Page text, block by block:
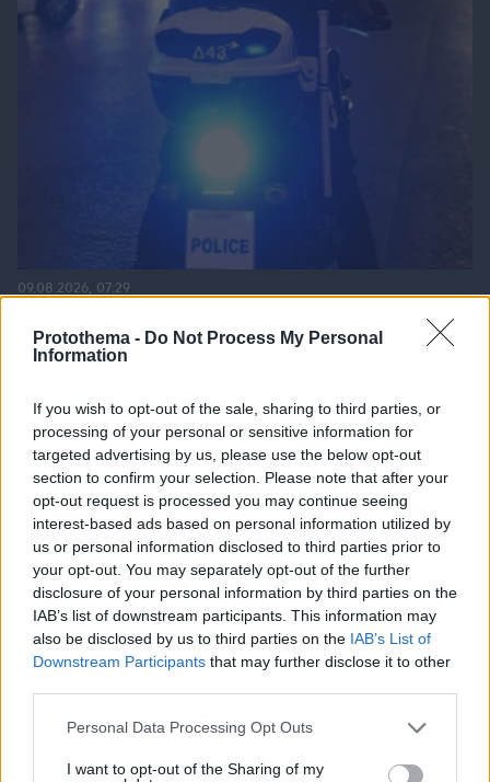
Protothema - Do Not Process My Personal
Information
If you wish to opt-out of the sale, sharing to third parties, or
processing of your personal or sensitive information for
targeted advertising by us, please use the below opt-out
section to confirm your selection. Please note that after your
opt-out request is processed you may continue seeing
interest-based ads based on personal information utilized by
us or personal information disclosed to third parties prior to
your opt-out. You may separately opt-out of the further
disclosure of your personal information by third parties on the
IAB’s list of downstream participants. This information may
also be disclosed by us to third parties on the IAB’s List of
Downstream Participants that may further disclose it to other
Please note that this website/app uses one or more Google
not limited to your visit or usage behaviour. You may click to
Personal Data Processing Opt Outs
I want to opt-out of the Sharing of my
κλέφτες αυτοκινήτων στην Ελλάδα
09.08.2026, 07:29